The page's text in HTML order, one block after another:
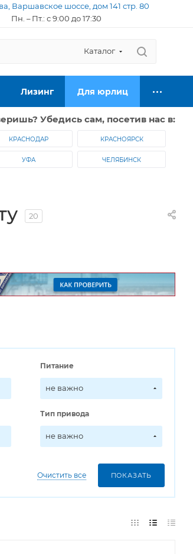
Варшавское шоссе, дом 141 стр. 80
Пн. – Пт.: с 9:00 до 17:30
Каталог
Лизинг Для юрлиц
Убедись сам, посетив нас в:
КРАСНОДАР КРАСНОЯРСК
УФА ЧЕЛЯБИНСК
20
Питание
не важно
Тип привода
не важно
Очистить все ПОКАЗАТЬ